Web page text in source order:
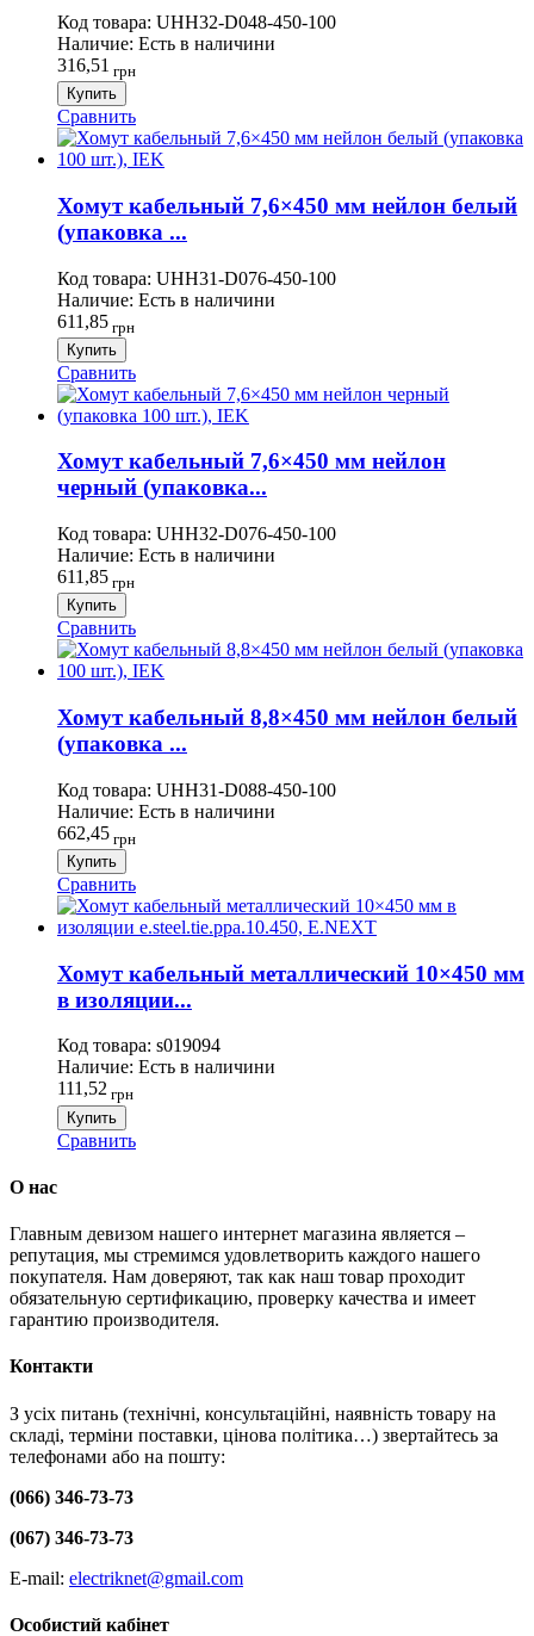
Код товара: UHH32-D048-450-100
Наличие: Есть в наличини
316,51 грн
Купить
Сравнить
Хомут кабельный 7,6×450 мм нейлон белый
(упаковка ...
Код товара: UHH31-D076-450-100
Наличие: Есть в наличини
611,85 грн
Купить
Сравнить
Хомут кабельный 7,6×450 мм нейлон
черный (упаковка...
Код товара: UHH32-D076-450-100
Наличие: Есть в наличини
611,85 грн
Купить
Сравнить
Хомут кабельный 8,8×450 мм нейлон белый
(упаковка ...
Код товара: UHH31-D088-450-100
Наличие: Есть в наличини
662,45 грн
Купить
Сравнить
Хомут кабельный металлический 10×450 мм
в изоляции...
Код товара: s019094
Наличие: Есть в наличини
111,52 грн
Купить
Сравнить
О нас
Главным девизом нашего интернет магазина является –
репутация, мы стремимся удовлетворить каждого нашего
покупателя. Нам доверяют, так как наш товар проходит
обязательную сертификацию, проверку качества и имеет
гарантию производителя.
Контакти
З усіх питань (технічні, консультаційні, наявність товару на
складі, терміни поставки, цінова політика…) звертайтесь за
телефонами або на пошту:
(066) 346-73-73
(067) 346-73-73
E-mail: electriknet@gmail.com
Особистий кабінет